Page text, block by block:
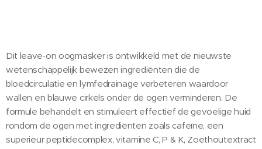
Dit leave-on oogmasker is ontwikkeld met de nieuwste
wetenschappelijk bewezen ingrediënten die de
bloedcirculatie en lymfedrainage verbeteren waardoor
wallen en blauwe cirkels onder de ogen verminderen. De
formule behandelt en stimuleert effectief de gevoelige huid
rondom de ogen met ingrediënten zoals cafeïne, een
superieur peptidecomplex, vitamine C, P & K, Zoethoutextract